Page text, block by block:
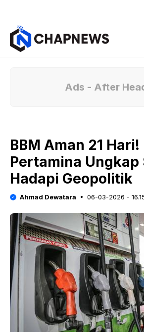
Ads - After
BBM Aman 21 Hari!
Pertamina Ungkap
Hadapi Geopolitik
Ahmad Dewatara 06-03-2026 -